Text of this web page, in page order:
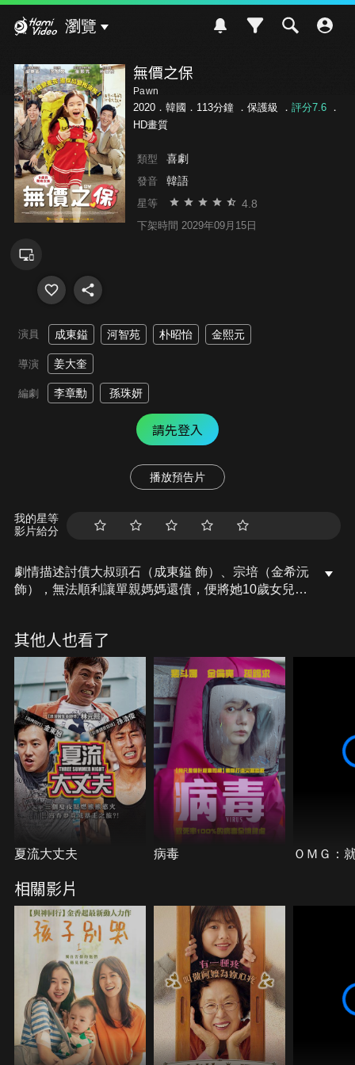
瀏覽
無價之保
Pawn
2020．韓國．113分鐘 ． 保護級 ． 評分7.6．
HD畫質
類型 喜劇
發音 韓語
星等 4.8
下架時間 2029年09月15日
演員 成東鎰 河智苑 朴昭怡 金熙元
導演 姜大奎
編劇 李章勳 孫珠妍
請先登入
播放預告片
我的星等
影片給分
劇情描述討債大叔頭石（成東鎰 飾）、宗培（金希沅
飾），無法順利讓單親媽媽還債，便將她10歲女兒承
以只好照料被遺棄的承怡。從這一天起，擔保品成了
「寶貝」，展開一場養成萌孩的溫馨催淚之旅！
其他人也看了
夏流大丈夫 病毒 ＯＭＧ：
相關影片